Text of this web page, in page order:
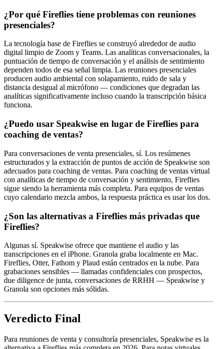
¿Por qué Fireflies tiene problemas con reuniones
presenciales?
La tecnología base de Fireflies se construyó alrededor de audio
digital limpio de Zoom y Teams. Las analíticas conversacionales, la
puntuación de tiempo de conversación y el análisis de sentimiento
dependen todos de esa señal limpia. Las reuniones presenciales
producen audio ambiental con solapamiento, ruido de sala y
distancia desigual al micrófono — condiciones que degradan las
analíticas significativamente incluso cuando la transcripción básica
funciona.
¿Puedo usar Speakwise en lugar de Fireflies para
coaching de ventas?
Para conversaciones de venta presenciales, sí. Los resúmenes
estructurados y la extracción de puntos de acción de Speakwise son
adecuados para coaching de ventas. Para coaching de ventas virtual
con analíticas de tiempo de conversación y sentimiento, Fireflies
sigue siendo la herramienta más completa. Para equipos de ventas
cuyo calendario mezcla ambos, la respuesta práctica es usar los dos.
¿Son las alternativas a Fireflies más privadas que
Fireflies?
Algunas sí. Speakwise ofrece que mantiene el audio y las
transcripciones en el iPhone. Granola graba localmente en Mac.
Fireflies, Otter, Fathom y Plaud están centrados en la nube. Para
grabaciones sensibles — llamadas confidenciales con prospectos,
due diligence de junta, conversaciones de RRHH — Speakwise y
Granola son opciones más sólidas.
Veredicto Final
Para reuniones de venta y consultoría presenciales, Speakwise es la